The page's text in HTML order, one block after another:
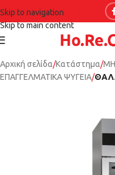
Skip to navigation
Skip to main content
Αρχική σελίδα Κατάστημα
ΕΠΑΓΓΕΛΜΑΤΙΚΑ ΨΥΓΕΙΑ